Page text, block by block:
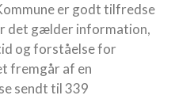
er godt tilfredse
det gælder information,
og forståelse for
fremgår af en
sendt til 339